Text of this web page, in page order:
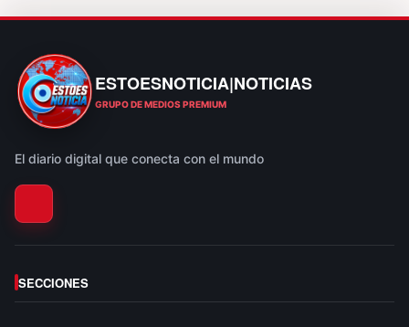
ESTOESNOTICIA|NOTICIAS
ESTOESNOTICIA|NOTICIAS
GRUPO DE MEDIOS PREMIUM
El diario digital que conecta con el mundo
SECCIONES